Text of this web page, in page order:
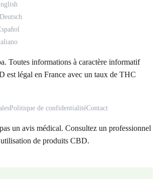
Toutes informations à caractère informatif
est légal en France avec un taux de THC
Politique de confidentialitéContact
un avis médical. Consultez un professionnel
de produits CBD.